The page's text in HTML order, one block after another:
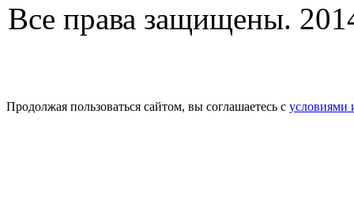
Все права защищены.
Продолжая пользоваться сайтом, вы соглашаетесь с условиями